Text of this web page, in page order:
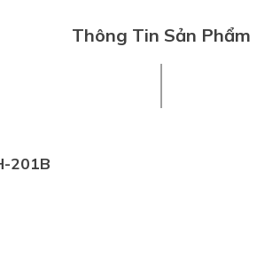
Thông Tin Sản Phẩm
201B